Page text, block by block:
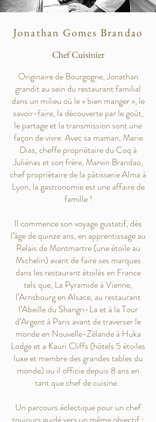
Jonathan Gomes Brandao
Chef Cuisinier
Originaire de Bourgogne, Jonathan
grandit au sein du restaurant familial
dans un milieu où le « bien manger », le
savoir-faire, la découverte par le goût,
le partage et la transmission sont une
façon de vivre. Avec sa maman, Marie
Dias, cheffe propriétaire du Coq à
Juliénas et son frère, Marvin Brandao,
chef propriétaire de la pâtisserie Alma à
Lyon, la gastronomie est une affaire de
famille !
Il commence son voyage gustatif, dès
l’âge de quinze ans, en apprentissage au
Relais de Montmartre (une étoile au
Michelin) avant de faire ses marques
dans les restaurant étoilés en France
tels que, La Pyramide à Vienne,
l’Arnsbourg en Alsace, au restaurant
l’Abeille du Shangri-La et à la Tour
d’Argent à Paris avant de traverser le
monde en Nouvelle-Zélande à Huka
Lodge et a Kauri Cliffs (hôtels 5 étoiles
luxe et membre des grandes tables du
monde) ou il officie depuis 8 ans en
tant que chef de cuisine.
Un parcours éclectique pour un chef